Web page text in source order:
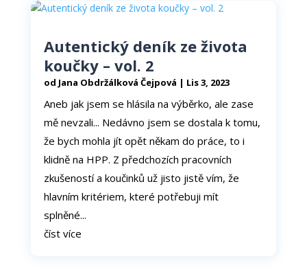
Autentický deník ze života
koučky – vol. 2
od Jana Obdržálková Čejpová | Lis 3, 2023
Aneb jak jsem se hlásila na výběrko, ale zase
mě nevzali... Nedávno jsem se dostala k tomu,
že bych mohla jít opět někam do práce, to i
klidně na HPP. Z předchozích pracovních
zkušeností a koučinků už jisto jistě vím, že
hlavním kritériem, které potřebuji mít
splněné...
číst více
Marketing
návštěvě našich
stránek zvyšujete
šanci na zobrazení
personalizovaného
obsahu a nabídek.